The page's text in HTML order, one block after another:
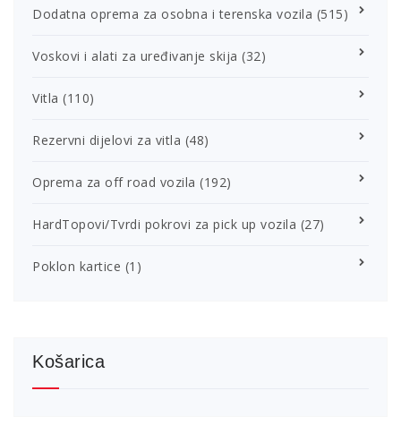
Dodatna oprema za osobna i terenska vozila (515)
Voskovi i alati za uređivanje skija (32)
Vitla (110)
Rezervni dijelovi za vitla (48)
Oprema za off road vozila (192)
HardTopovi/Tvrdi pokrovi za pick up vozila (27)
Poklon kartice (1)
Košarica